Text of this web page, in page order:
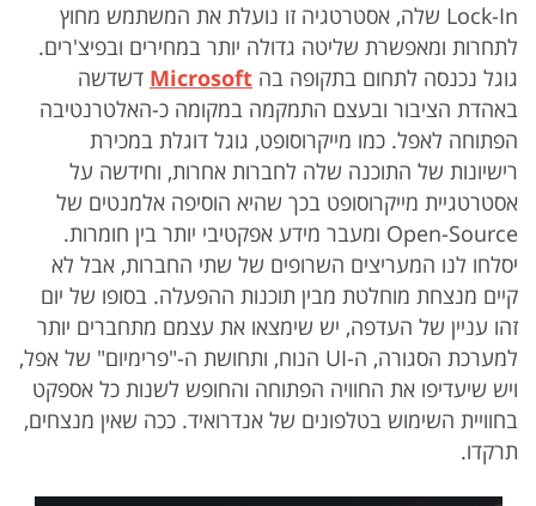
Lock-In שלה, אסטרטגיה זו נועלת את המשתמש מחוץ
לתחרות ומאפשרת שליטה גדולה יותר במחירים ובפיצ'רים.
גוגל נכנסה לתחום בתקופה בה Microsoft דשדשה
באהדת הציבור ובעצם התמקמה במקומה כ-האלטרנטיבה
הפתוחה לאפל. כמו מייקרוסופט, גוגל דוגלת במכירת
רישיונות של התוכנה שלה לחברות אחרות, וחידשה על
אסטרטגיית מייקרוסופט בכך שהיא הוסיפה אלמנטים של
Open-Source ומעבר מידע אפקטיבי יותר בין חומרות.
יסלחו לנו המעריצים השרופים של שתי החברות, אבל לא
קיים מנצחת מוחלטת מבין תוכנות ההפעלה. בסופו של יום
זהו עניין של העדפה, יש שימצאו את עצמם מתחברים יותר
למערכת הסגורה, ה-UI הנוח, ותחושת ה-"פרימיום" של אפל,
ויש שיעדיפו את החוויה הפתוחה והחופש לשנות כל אספקט
בחוויית השימוש בטלפונים של אנדרואיד. ככה שאין מנצחים,
תרקדו.